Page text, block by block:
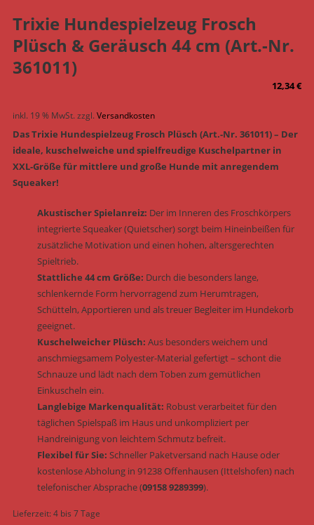
Trixie Hundespielzeug Frosch
Plüsch & Geräusch 44 cm (Art.-Nr.
361011)
12,34€
inkl. 19 % MwSt.zzgl.Versandkosten
Das Trixie Hundespielzeug Frosch Plüsch (Art.-Nr. 361011) – Der
ideale, kuschelweiche und spielfreudige Kuschelpartner in
XXL-Größe für mittlere und große Hunde mit anregendem
Squeaker!
Akustischer Spielanreiz: Der im Inneren des Froschkörpers
integrierte Squeaker (Quietscher) sorgt beim Hineinbeißen für
zusätzliche Motivation und einen hohen, altersgerechten
Spieltrieb.
Stattliche 44 cm Größe: Durch die besonders lange,
schlenkernde Form hervorragend zum Herumtragen,
Schütteln, Apportieren und als treuer Begleiter im Hundekorb
geeignet.
Kuschelweicher Plüsch: Aus besonders weichem und
anschmiegsamem Polyester-Material gefertigt – schont die
Schnauze und lädt nach dem Toben zum gemütlichen
Einkuscheln ein.
Langlebige Markenqualität: Robust verarbeitet für den
täglichen Spielspaß im Haus und unkompliziert per
Handreinigung von leichtem Schmutz befreit.
Flexibel für Sie: Schneller Paketversand nach Hause oder
kostenlose Abholung in 91238 Offenhausen (Ittelshofen) nach
telefonischer Absprache (09158 9289399).
Lieferzeit:4 bis 7 Tage